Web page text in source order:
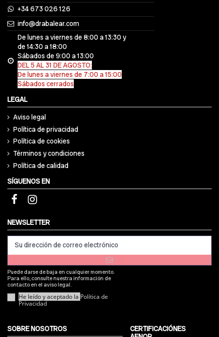
+34 673 026 126
info@drabalear.com
De lunes a viernes de 8:00 a 13:30 y
de 14:30 a 18:00
Sábados de 9:00 a 13:00
DEL 5 AL 31 DE AGOSTO:
De lunes a viernes de 7:00 a 15:00
Sábados cerrados
LEGAL
Aviso legal
Política de privacidad
Política de cookies
Términos y condiciones
Política de calidad
SÍGUENOS EN
NEWSLETTER
Puede darse de baja en cualquier momento.
Para ello, consulte nuestra información de
contacto en el aviso legal.
He leído y aceptado la Política de
Privacidad
SOBRE NOSOTROS
CERTIFICACIÓNES